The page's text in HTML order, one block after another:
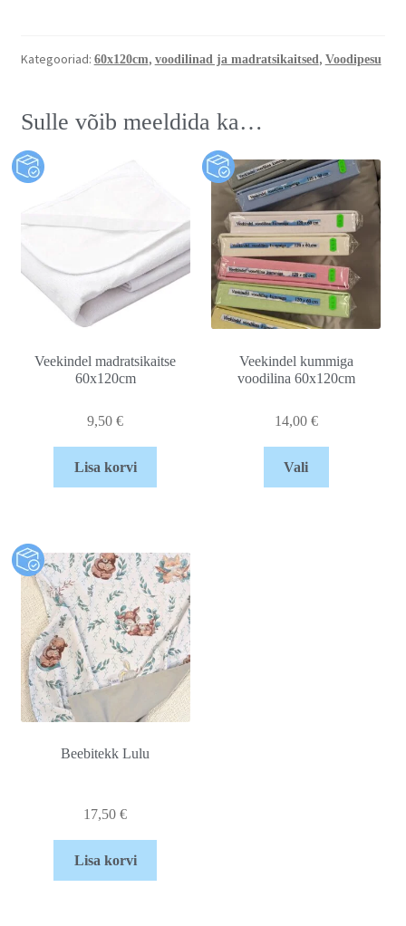
Kategooriad: 60x120cm, voodilinad ja madratsikaitsed, Voodipesu
Sulle võib meeldida ka…
Veekindel madratsikaitse
60x120cm
9,50€
Lisa korvi
Veekindel kummiga
voodilina 60x120cm
14,00 €
Vali
Beebitekk Lulu
17,50€
Lisa korvi